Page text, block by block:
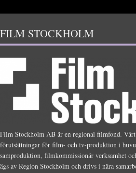
FILM STOCKHOLM
Film Stockholm AB är en regional filmfond. Vårt
förutsättningar för film- och tv-produktion i
samproduktion, filmkommissionär verksamhet
ägs av Region Stockholm och drivs i nära